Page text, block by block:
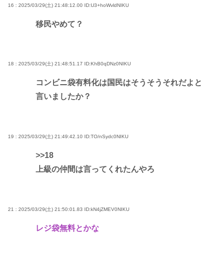
16 : 2025/03/29(土) 21:48:12.00 ID:U3+hoWvldNIKU
移民やめて？
18 : 2025/03/29(土) 21:48:51.17 ID:KhB0qDNz0NIKU
コンビニ袋有料化は国民はそうそうそれだよと
言いましたか？
19 : 2025/03/29(土) 21:49:42.10 ID:TO/nSydc0NIKU
>>18
上級の仲間は言ってくれたんやろ
21 : 2025/03/29(土) 21:50:01.83 ID:kN4jZMEV0NIKU
レジ袋無料とかな